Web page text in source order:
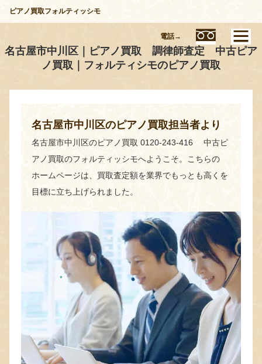
ピアノ買取フォルティッシモ
名古屋市中川区｜ピアノ買取 調律師査定 中古ピア
ノ買取｜フォルティシモのピアノ買取
名古屋市中川区のピアノ買取担当者より
名古屋市中川区のピアノ買取 0120-243-416 中古ピ
アノ買取のフォルティッシモへようこそ。こちらの
ホームページは、買取査定額を業界でもっとも高くを
目標に立ち上げられました。
電話→